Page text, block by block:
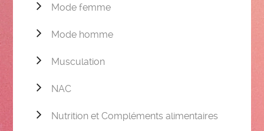
Mode femme
Mode homme
Musculation
NAC
Nutrition et Compléments alimentaires